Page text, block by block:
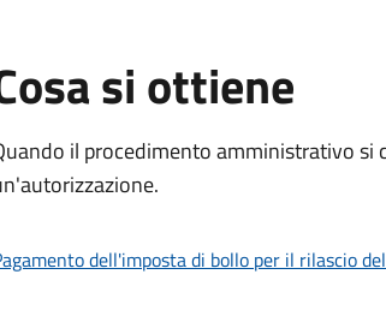
si ottiene
il procedimento amministrativo
dell'imposta di bollo per il rilascio